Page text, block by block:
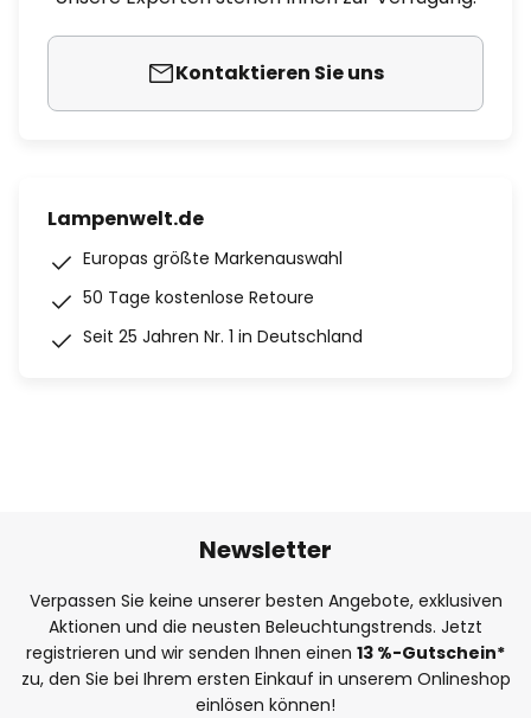
Kontaktieren Sie uns
Lampenwelt.de
Europas größte Markenauswahl
50 Tage kostenlose Retoure
Seit 25 Jahren Nr. 1 in Deutschland
Newsletter
Verpassen Sie keine unserer besten Angebote, exklusiven
Aktionen und die neusten Beleuchtungstrends. Jetzt
registrieren und wir senden Ihnen einen 13 %-Gutschein*
zu, den Sie bei Ihrem ersten Einkauf in unserem Onlineshop
einlösen können!